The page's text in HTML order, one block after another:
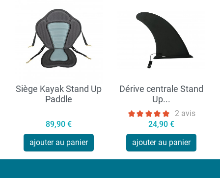
Siège Kayak Stand Up
Paddle
Prix
89,90 €
ajouter au panier
Dérive centrale Stand
Up...
2 avis
Prix
24,90 €
ajouter au panier